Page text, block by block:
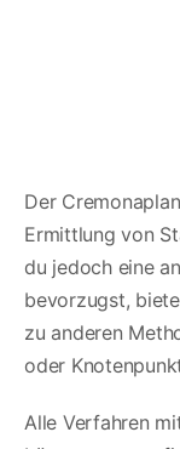
Der
Ermittlung von
du jedoch eine
bevorzugst,
zu anderen
oder
Alle Verfahren